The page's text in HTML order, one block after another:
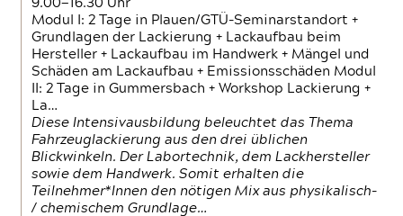
9.00—16.30 Uhr
Modul I: 2 Tage in Plauen/GTÜ-Seminarstandort +
Grundlagen der Lackierung + Lackaufbau beim
Hersteller + Lackaufbau im Handwerk + Mängel und
Schäden am Lackaufbau + Emissionsschäden Modul
II: 2 Tage in Gummersbach + Workshop Lackierung +
La…
Diese Intensivausbildung beleuchtet das Thema
Fahrzeuglackierung aus den drei üblichen
Blickwinkeln. Der Labortechnik, dem Lackhersteller
sowie dem Handwerk. Somit erhalten die
Teilnehmer*Innen den nötigen Mix aus physikalisch-
/ chemischem Grundlage…